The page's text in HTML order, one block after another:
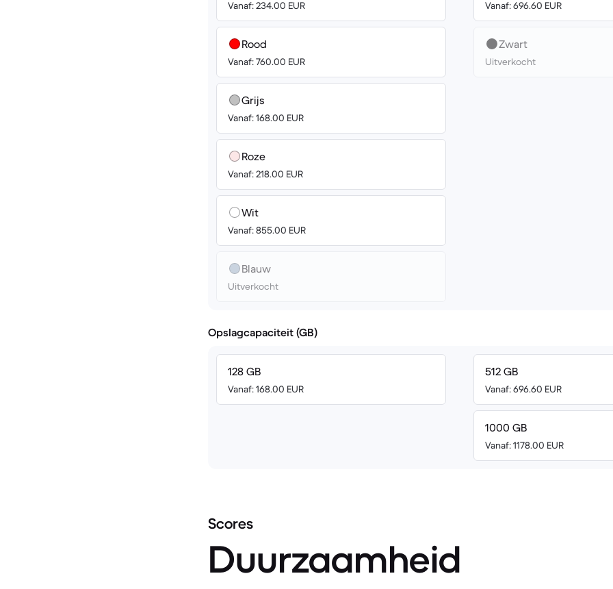
Vanaf: 234.00 EUR
Rood
Vanaf: 760.00 EUR
Grijs
Vanaf: 168.00 EUR
Roze
Vanaf: 218.00 EUR
Wit
Vanaf: 855.00 EUR
Blauw
Uitverkocht
Vanaf: 696.60 EUR
Zwart
Uitverkocht
Opslagcapaciteit (GB)
128 GB
Vanaf: 168.00 EUR
512 GB
Vanaf: 696.60 EUR
1000 GB
Vanaf: 1178.00 EUR
Scores
Duurzaamheid